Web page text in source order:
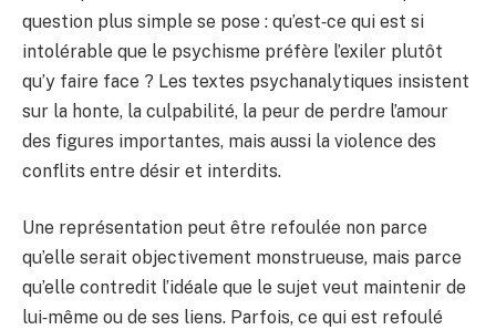
question plus simple se pose : qu’est‑ce qui est si
intolérable que le psychisme préfère l’exiler plutôt
qu’y faire face ? Les textes psychanalytiques insistent
sur la honte, la culpabilité, la peur de perdre l’amour
des figures importantes, mais aussi la violence des
conflits entre désir et interdits.
Une représentation peut être refoulée non parce
qu’elle serait objectivement monstrueuse, mais parce
qu’elle contredit l’idéale que le sujet veut maintenir de
lui‑même ou de ses liens. Parfois, ce qui est refoulé